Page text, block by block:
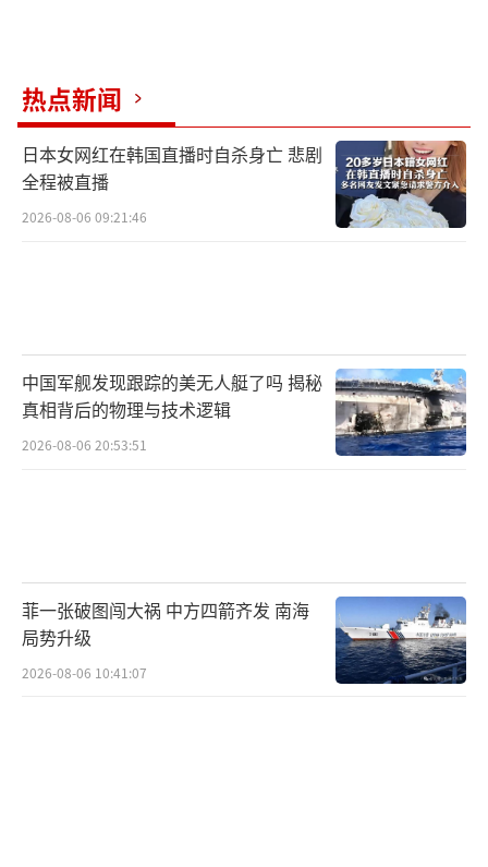
热点新闻
日本女网红在韩国直播时自杀身亡 悲剧
全程被直播
2026-08-06 09:21:46
中国军舰发现跟踪的美无人艇了吗 揭秘
真相背后的物理与技术逻辑
2026-08-06 20:53:51
菲一张破图闯大祸 中方四箭齐发 南海
局势升级
2026-08-06 10:41:07